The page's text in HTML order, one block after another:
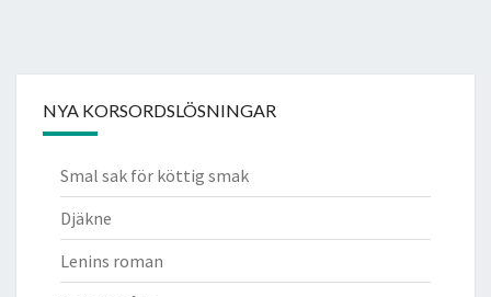
NYA KORSORDSLÖSNINGAR
Smal sak för köttig smak
Djäkne
Lenins roman